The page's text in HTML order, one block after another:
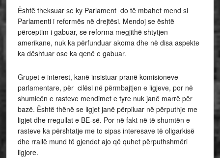
Është theksuar se ky Parlament do të mbahet mend si
Parlamenti i reformës në drejtësi. Mendoj se është
përceptim i gabuar, se reforma megjithë shtytjen
amerikane, nuk ka përfunduar akoma dhe në disa aspekte
ka dështuar ose ka qenë e gabuar.
Grupet e interest, kanë insistuar pranë komisioneve
parlamentare, për cilësi në përmbajtjen e ligjeve, por në
shumicën e rasteve mendimet e tyre nuk janë marrë për
bazë. Është thënë se ligjet janë përpiluar në përputhje me
ligjet dhe rregullat e BE-së. Por në fakt në të shumtën e
rasteve ka përshtatje me to sipas interesave të oligarkisë
dhe rrallë mund të gjendet ajo që quhet përputhshmëri
ligjore.